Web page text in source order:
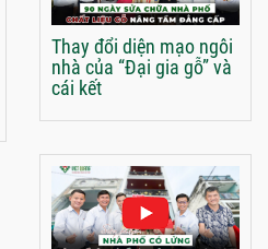
Thay đổi diện mạo ngôi
nhà của “Đại gia gỗ” và
cái kết